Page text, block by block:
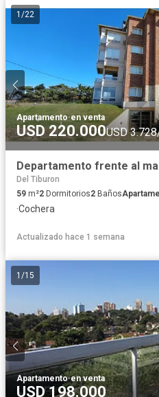
1 /22
Apartamento·en venta
USD 220.000USD
Departamento frente al
Del Tiburon
59 m²2 Dormitorios2 Baños
·Cochera
Actualizado hace 1 semana
1 /15
Apartamento·en venta
USD 198.000